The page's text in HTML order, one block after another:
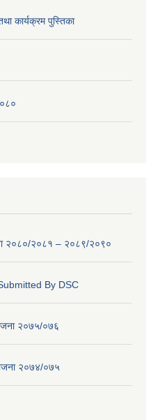
कार्यक्रम पुस्तिका
२०८०/२०८१ – २०८९/२०९०
By DSC
२०७५/०७६
२०७४/०७५